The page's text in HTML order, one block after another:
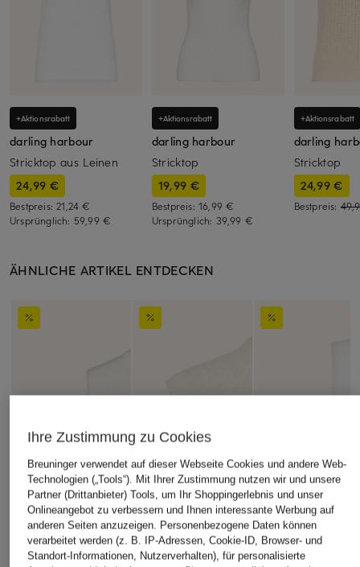
+Aktionsrabatt
darling harbour
Stricktop aus Leinen
24,99 €
Bestpreis:21,24 €
Ursprünglich: 59,99 €
+Aktionsrabatt
darling harbour
Stricktop
19,99 €
Bestpreis: 16,99 €
Ursprünglich: 39,99 €
+Aktionsrabatt
darling
Stricktop
24,99 €
Bestpreis:
ÄHNLICHE ARTIKEL ENTDECKEN
Ihre Zustimmung zu Cookies
Breuninger verwendet auf dieser Webseite Cookies und andere Web-
Technologien („Tools“). Mit Ihrer Zustimmung nutzen wir und unsere
Partner (Drittanbieter) Tools, um Ihr Shoppingerlebnis und unser
Onlineangebot zu verbessern und Ihnen interessante Werbung auf
anderen Seiten anzuzeigen. Personenbezogene Daten können
verarbeitet werden (z. B. IP-Adressen, Cookie-ID, Browser- und
Standort-Informationen, Nutzerverhalten), für personalisierte